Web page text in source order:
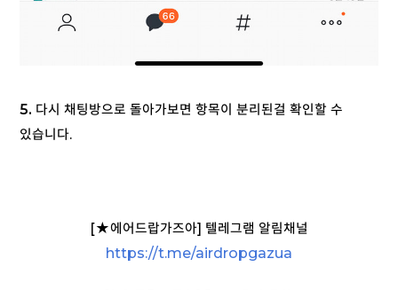
5. 다시 채팅방으로 돌아가보면 항목이 분리된걸 확인할 수
있습니다.
[★에어드랍가즈아] 텔레그램 알림채널
https://t.me/airdropgazua